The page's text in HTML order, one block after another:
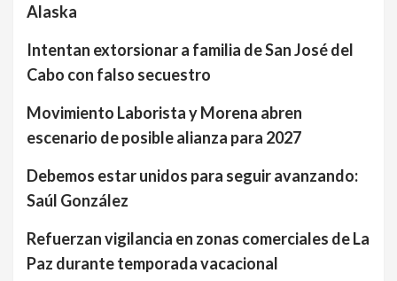
Alaska
Intentan extorsionar a familia de San José del
Cabo con falso secuestro
Movimiento Laborista y Morena abren
escenario de posible alianza para 2027
Debemos estar unidos para seguir avanzando:
Saúl González
Refuerzan vigilancia en zonas comerciales de La
Paz durante temporada vacacional